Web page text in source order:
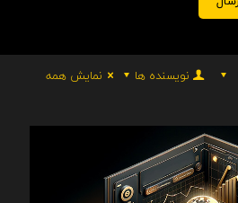
نویسنده ها نمایش همه